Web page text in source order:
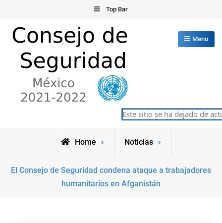
content
Top Bar
Consejo de Seguridad de las
Naciones Unidas
Menu
Este sitio se ha dejado de
Home Noticias
El Consejo de Seguridad condena ataque a trabajadores
humanitarios en Afganistán